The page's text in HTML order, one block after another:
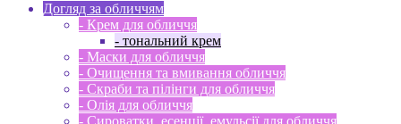
Догляд за обличчям
- Крем для обличчя
- тональний крем
- Маски для обличчя
- Очищення та вмивання обличчя
- Скраби та пілінги для обличчя
- Олія для обличчя